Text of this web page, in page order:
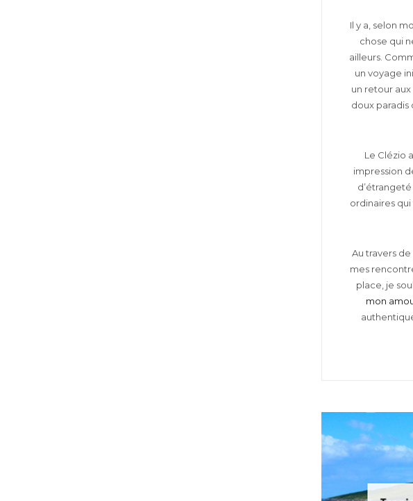
Il y a, selon
chose qui
ailleurs.
un voyage
un retour
doux paradis
Le Clézio
impression
ordinaires qui
Au travers
mes
place, je
mon